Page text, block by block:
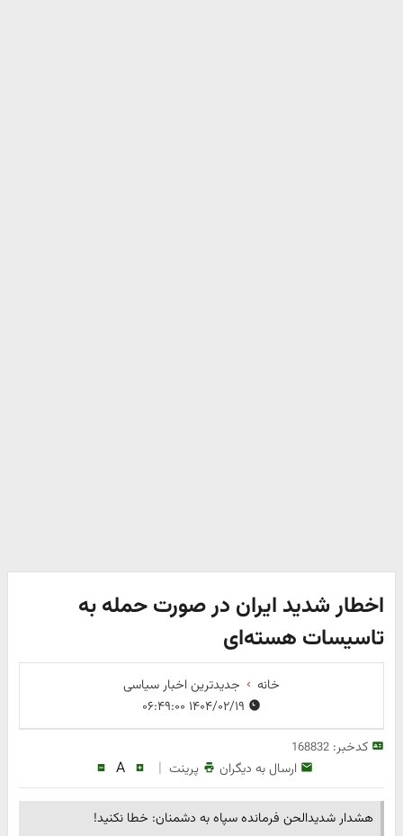
اخطار شدید ایران در صورت حمله به
تاسیسات هسته‌ای
خانه
جدیدترین اخبار سیاسی
کدخبر:168832
ارسال به دیگران پرینت |
A
هشدار شدیدالحن فرمانده سپاه به دشمنان: خطا نکنید!